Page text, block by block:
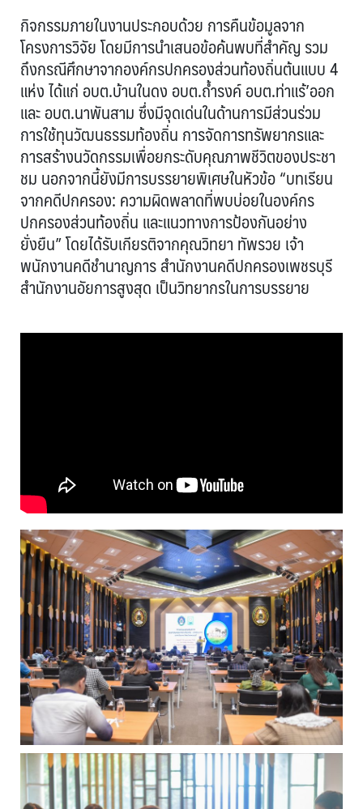
กิจกรรมภายในงานประกอบด้วย การคืนข้อมูลจาก
โครงการวิจัย โดยมีการนำเสนอข้อค้นพบที่สำคัญ รวม
ถึงกรณีศึกษาจากองค์กรปกครองส่วนท้องถิ่นต้นแบบ 4
แห่ง ได้แก่ อบต.บ้านในดง อบต.ถ้ำรงค์ อบต.ท่าแร้’ออก
และ อบต.นาพันสาม ซึ่งมีจุดเด่นในด้านการมีส่วนร่วม
การใช้ทุนวัฒนธรรมท้องถิ่น การจัดการทรัพยากรและ
การสร้างนวัดกรรมเพื่อยกระดับคุณภาพชีวิตของประชา
ชม นอกจากนี้ยังมีการบรรยายพิเศษในหัวข้อ “บทเรียน
จากคดีปกครอง: ความผิดพลาดที่พบบ่อยในองค์กร
ปกครองส่วนท้องถิ่น และแนวทางการป้องกันอย่าง
ยั่งยืน” โดยได้รับเกียรติจากคุณวิทยา ทัพรวย เจ้า
พนักงานคดีชำนาญการ สำนักงานคดีปกครองเพชรบุรี
สำนักงานอัยการสูงสุด เป็นวิทยากรในการบรรยาย